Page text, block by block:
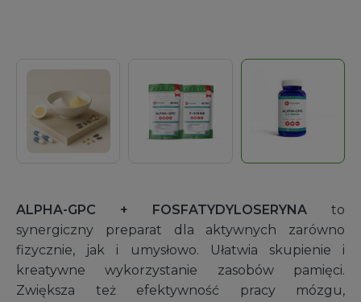
ALPHA-GPC + FOSFATYDYLOSERYNA to
synergiczny preparat dla aktywnych zarówno
fizycznie, jak i umysłowo. Ułatwia skupienie i
kreatywne wykorzystanie zasobów pamięci.
Zwiększa też efektywność pracy mózgu,